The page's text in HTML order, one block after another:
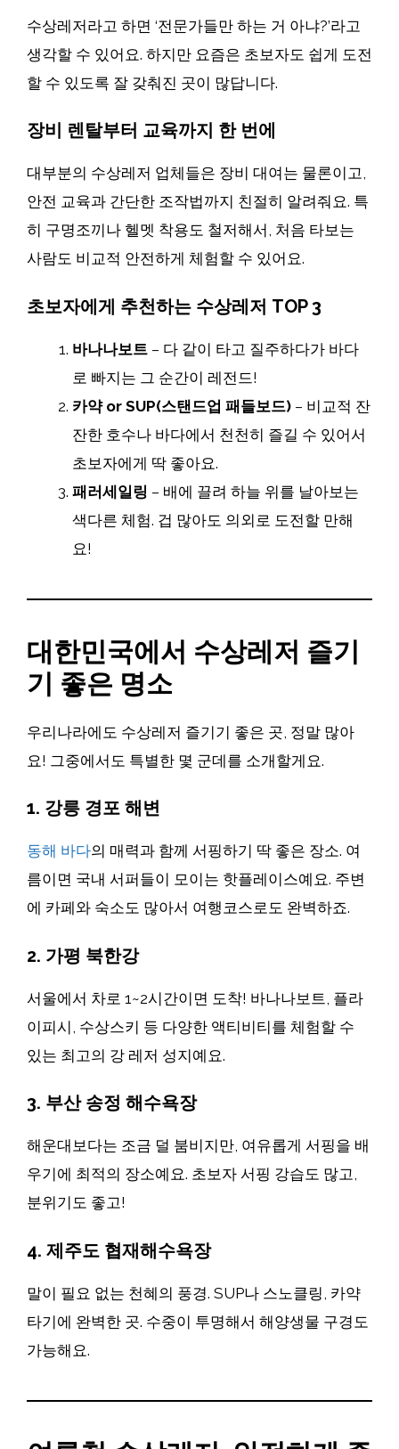
수상레저라고 하면 ‘전문가들만 하는 거 아냐?’라고
생각할 수 있어요. 하지만 요즘은 초보자도 쉽게 도전
할 수 있도록 잘 갖춰진 곳이 많답니다.
장비 렌탈부터 교육까지 한 번에
대부분의 수상레저 업체들은 장비 대여는 물론이고,
안전 교육과 간단한 조작법까지 친절히 알려줘요. 특
히 구명조끼나 헬멧 착용도 철저해서, 처음 타보는
사람도 비교적 안전하게 체험할 수 있어요.
초보자에게 추천하는 수상레저 TOP 3
바나나보트 – 다 같이 타고 질주하다가 바다
로 빠지는 그 순간이 레전드!
카약 or SUP(스탠드업 패들보드) – 비교적 잔
잔한 호수나 바다에서 천천히 즐길 수 있어서
초보자에게 딱 좋아요.
패러세일링 – 배에 끌려 하늘 위를 날아보는
색다른 체험. 겁 많아도 의외로 도전할 만해
요!
대한민국에서 수상레저 즐기
기 좋은 명소
우리나라에도 수상레저 즐기기 좋은 곳, 정말 많아
요! 그중에서도 특별한 몇 군데를 소개할게요.
1. 강릉 경포 해변
동해 바다의 매력과 함께 서핑하기 딱 좋은 장소. 여
름이면 국내 서퍼들이 모이는 핫플레이스예요. 주변
에 카페와 숙소도 많아서 여행코스로도 완벽하죠.
2. 가평 북한강
서울에서 차로 1~2시간이면 도착! 바나나보트, 플라
이피시, 수상스키 등 다양한 액티비티를 체험할 수
있는 최고의 강 레저 성지예요.
3. 부산 송정 해수욕장
해운대보다는 조금 덜 붐비지만, 여유롭게 서핑을 배
우기에 최적의 장소예요. 초보자 서핑 강습도 많고,
분위기도 좋고!
4. 제주도 협재해수욕장
말이 필요 없는 천혜의 풍경. SUP나 스노클링, 카약
타기에 완벽한 곳. 수중이 투명해서 해양생물 구경도
가능해요.